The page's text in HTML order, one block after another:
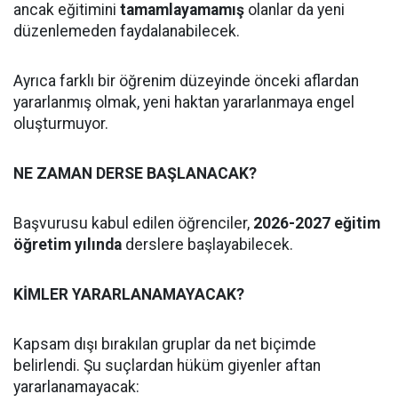
ancak eğitimini tamamlayamamış olanlar da yeni
düzenlemeden faydalanabilecek.
Ayrıca farklı bir öğrenim düzeyinde önceki aflardan
yararlanmış olmak, yeni haktan yararlanmaya engel
oluşturmuyor.
NE ZAMAN DERSE BAŞLANACAK?
Başvurusu kabul edilen öğrenciler, 2026-2027 eğitim
öğretim yılında derslere başlayabilecek.
KİMLER YARARLANAMAYACAK?
Kapsam dışı bırakılan gruplar da net biçimde
belirlendi. Şu suçlardan hüküm giyenler aftan
yararlanamayacak: